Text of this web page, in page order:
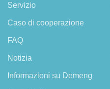
Servizio
Caso di cooperazione
FAQ
Notizia
Informazioni su Demeng